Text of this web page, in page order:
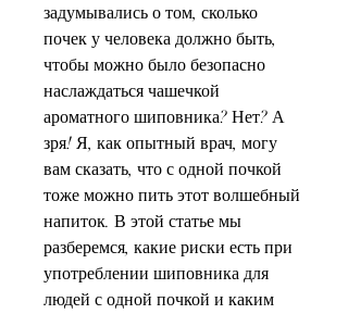
задумывались о том, сколько
почек у человека должно быть,
чтобы можно было безопасно
наслаждаться чашечкой
ароматного шиповника? Нет? А
зря! Я, как опытный врач, могу
вам сказать, что с одной почкой
тоже можно пить этот волшебный
напиток. В этой статье мы
разберемся, какие риски есть при
употреблении шиповника для
людей с одной почкой и каким